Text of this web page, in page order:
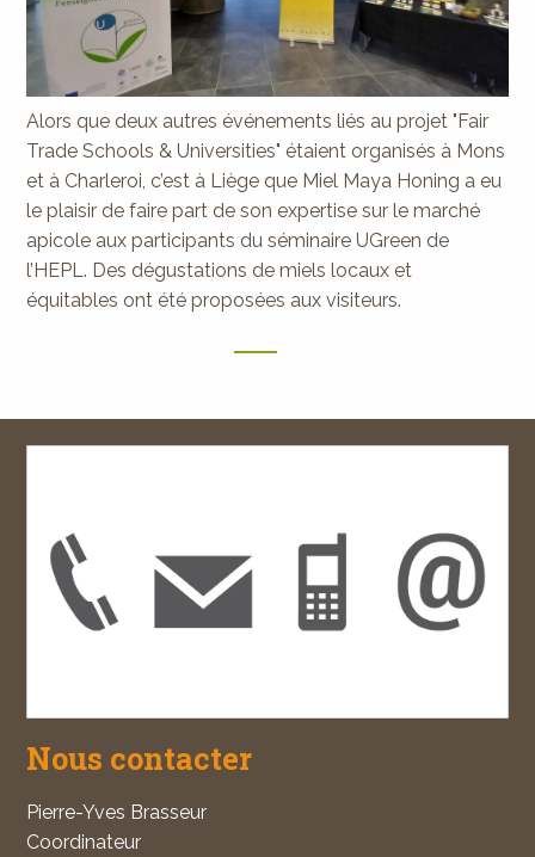
Alors que deux autres événements liés au projet "Fair
Trade Schools & Universities" étaient organisés à Mons
et à Charleroi, c’est à Liège que Miel Maya Honing a eu
le plaisir de faire part de son expertise sur le marché
apicole aux participants du séminaire UGreen de
l’HEPL. Des dégustations de miels locaux et
équitables ont été proposées aux visiteurs.
Nous contacter
Pierre-Yves Brasseur
Coordinateur